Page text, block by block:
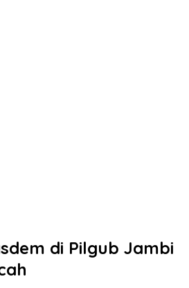
di Pilgub Jambi